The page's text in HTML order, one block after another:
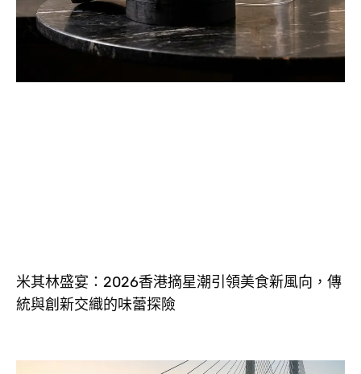
米其林盛宴：2026香港摘星潮引領美食新風向，傳
統與創新交織的味蕾探險